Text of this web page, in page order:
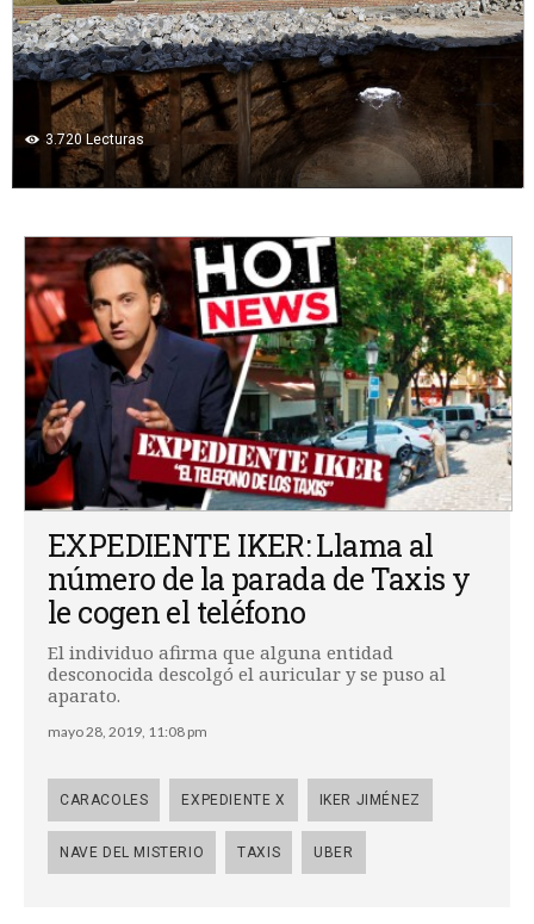
3.720Lecturas
EXPEDIENTE IKER: Llama al
número de la parada de Taxis y
le cogen el teléfono
El individuo afirma que alguna entidad
desconocida descolgó el auricular y se puso al
aparato.
mayo 28, 2019, 11:08 pm
CARACOLES EXPEDIENTE X IKER JIMÉNEZ
NAVE DEL MISTERIO TAXIS UBER